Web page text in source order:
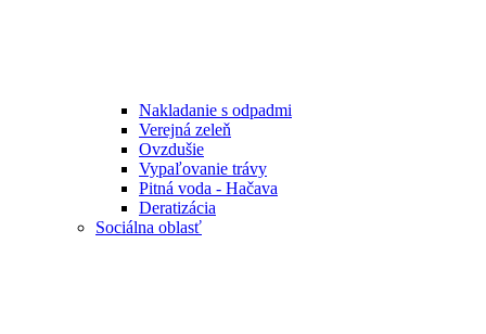
Nakladanie s odpadmi
Verejná zeleň
Ovzdušie
Vypaľovanie trávy
Pitná voda - Hačava
Deratizácia
Sociálna oblasť